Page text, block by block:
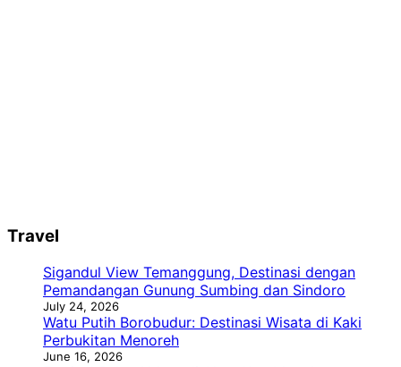
Travel
Sigandul View Temanggung, Destinasi dengan
Pemandangan Gunung Sumbing dan Sindoro
July 24, 2026
Watu Putih Borobudur: Destinasi Wisata di Kaki
Perbukitan Menoreh
June 16, 2026